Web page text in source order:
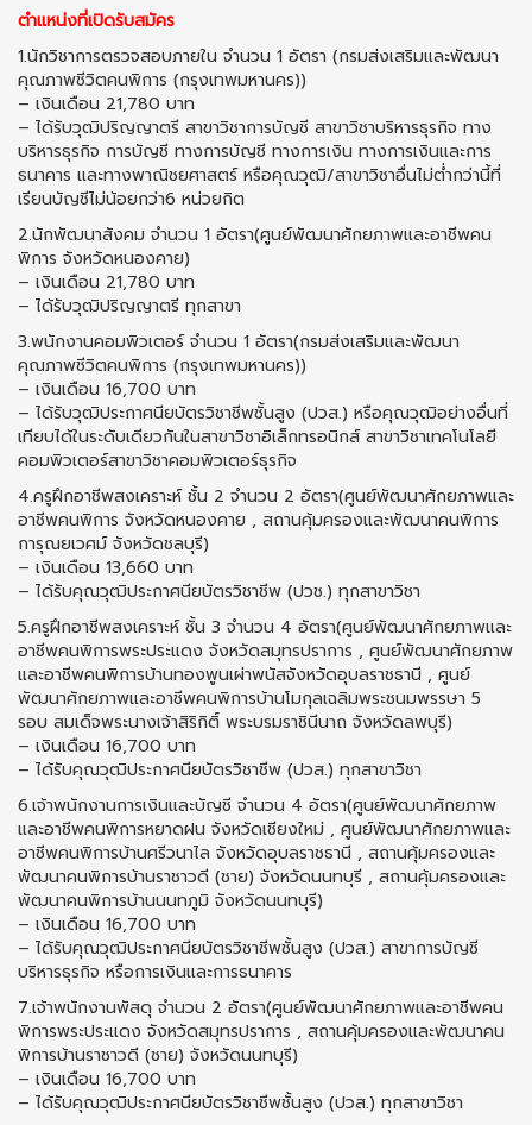
ตำแหน่งที่เปิดรับสมัคร
1.นักวิชาการตรวจสอบภายใน จำนวน 1 อัตรา (กรมส่งเสริมและพัฒนา
คุณภาพชีวิตคนพิการ (กรุงเทพมหานคร))
– เงินเดือน 21,780 บาท
– ได้รับวุฒิปริญญาตรี สาขาวิชาการบัญชี สาขาวิชาบริหารธุรกิจ ทาง
บริหารธุรกิจ การบัญชี ทางการบัญชี ทางการเงิน ทางการเงินและการ
ธนาคาร และทางพาณิชยศาสตร์ หรือคุณวุฒิ/สาขาวิชาอื่นไม่ต่ำกว่านี้ที่
เรียนบัญชีไม่น้อยกว่า6 หน่วยกิต
2.นักพัฒนาสังคม จำนวน 1 อัตรา(ศูนย์พัฒนาศักยภาพและอาชีพคน
พิการ จังหวัดหนองคาย)
– เงินเดือน 21,780 บาท
– ได้รับวุฒิปริญญาตรี ทุกสาขา
3.พนักงานคอมพิวเตอร์ จำนวน 1 อัตรา(กรมส่งเสริมและพัฒนา
คุณภาพชีวิตคนพิการ (กรุงเทพมหานคร))
– เงินเดือน 16,700 บาท
– ได้รับวุฒิประกาศนียบัตรวิชาชีพชั้นสูง (ปวส.) หรือคุณวุฒิอย่างอื่นที่
เทียบได้ในระดับเดียวกันในสาขาวิชาอิเล็กทรอนิกส์ สาขาวิชาเทคโนโลยี
คอมพิวเตอร์สาขาวิชาคอมพิวเตอร์ธุรกิจ
4.ครูฝึกอาชีพสงเคราะห์ ชั้น 2 จำนวน 2 อัตรา(ศูนย์พัฒนาศักยภาพและ
อาชีพคนพิการ จังหวัดหนองคาย , สถานคุ้มครองและพัฒนาคนพิการ
การุณยเวศม์ จังหวัดชลบุรี)
– เงินเดือน 13,660 บาท
– ได้รับคุณวุฒิประกาศนียบัตรวิชาชีพ (ปวช.) ทุกสาขาวิชา
5.ครูฝึกอาชีพสงเคราะห์ ชั้น 3 จำนวน 4 อัตรา(ศูนย์พัฒนาศักยภาพและ
อาชีพคนพิการพระประแดง จังหวัดสมุทรปราการ , ศูนย์พัฒนาศักยภาพ
และอาชีพคนพิการบ้านทองพูนเผ่าพนัสจังหวัดอุบลราชธานี , ศูนย์
พัฒนาศักยภาพและอาชีพคนพิการบ้านโมกุลเฉลิมพระชนมพรรษา 5
รอบ สมเด็จพระนางเจ้าสิริกิติ์ พระบรมราชินีนาถ จังหวัดลพบุรี)
– เงินเดือน 16,700 บาท
– ได้รับคุณวุฒิประกาศนียบัตรวิชาชีพ (ปวส.) ทุกสาขาวิชา
6.เจ้าพนักงานการเงินและบัญชี จำนวน 4 อัตรา(ศูนย์พัฒนาศักยภาพ
และอาชีพคนพิการหยาดฝน จังหวัดเชียงใหม่ , ศูนย์พัฒนาศักยภาพและ
อาชีพคนพิการบ้านศรีวนาไล จังหวัดอุบลราชธานี , สถานคุ้มครองและ
พัฒนาคนพิการบ้านราชาวดี (ชาย) จังหวัดนนทบุรี , สถานคุ้มครองและ
พัฒนาคนพิการบ้านนนทภูมิ จังหวัดนนทบุรี)
– เงินเดือน 16,700 บาท
– ได้รับคุณวุฒิประกาศนียบัตรวิชาชีพชั้นสูง (ปวส.) สาขาการบัญชี
บริหารธุรกิจ หรือการเงินและการธนาคาร
7.เจ้าพนักงานพัสดุ จำนวน 2 อัตรา(ศูนย์พัฒนาศักยภาพและอาชีพคน
พิการพระประแดง จังหวัดสมุทรปราการ , สถานคุ้มครองและพัฒนาคน
พิการบ้านราชาวดี (ชาย) จังหวัดนนทบุรี)
– เงินเดือน 16,700 บาท
– ได้รับคุณวุฒิประกาศนียบัตรวิชาชีพชั้นสูง (ปวส.) ทุกสาขาวิชา